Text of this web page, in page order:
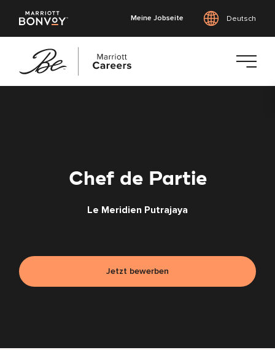
Meine Jobseite Deutsch
Chef de Partie
Le Meridien Putrajaya
Jetzt bewerben